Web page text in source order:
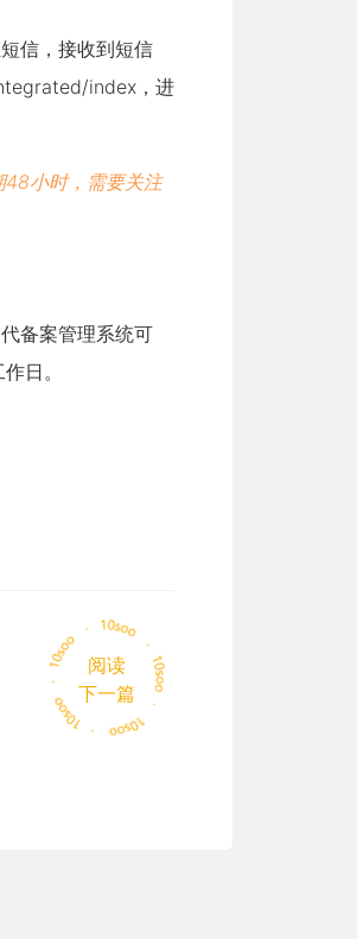
信，接收到短信
index ，进
48小时，需要关注
备案管理系统可
日。
阅读
下一篇